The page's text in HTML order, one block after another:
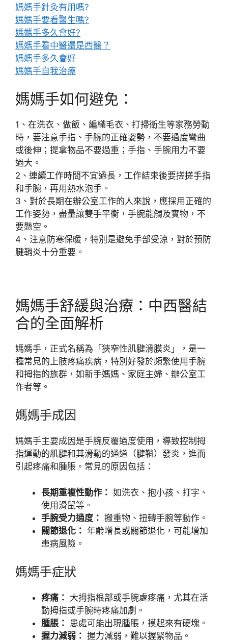
媽媽手針灸有用嗎?
媽媽手要看醫生嗎?
媽媽手多久會好?
媽媽手看中醫還是西醫？
媽媽手多久會好
媽媽手自我治療
媽媽手如何避免：
1、在洗衣、做飯、編織毛衣、打掃衛生等家務勞動
時，要注意手指、手腕的正確姿勢，不要過度彎曲
或後伸；提拿物品不要過重；手指、手腕用力不要
過大。
2、連續工作時間不宜過長，工作結束後要搓搓手指
和手腕，再用熱水泡手。
3、對於長期在辦公室工作的人來說，應採用正確的
工作姿勢，盡量讓雙手平衡，手腕能觸及實物，不
要懸空。
4、注意防寒保暖，特別是避免手部受涼，對於預防
腱鞘炎十分重要。
媽媽手舒緩與治療：中西醫結
合的全面解析
媽媽手，正式名稱為「狹窄性肌腱滑膜炎」，是一
種常見的上肢疼痛疾病，特別好發於頻繁使用手腕
和拇指的族群，如新手媽媽、家庭主婦、辦公室工
作者等。
媽媽手成因
媽媽手主要成因是手腕反覆過度使用，導致控制拇
指運動的肌腱和其滑動的通道（腱鞘）發炎，進而
引起疼痛和腫脹。常見的原因包括：
長期重複性動作： 如洗衣、抱小孩、打字、
使用滑鼠等。
手腕受力過度： 搬重物、扭轉手腕等動作。
關節退化： 年齡增長或關節退化，可能增加
患病風險。
媽媽手症狀
疼痛： 大拇指根部或手腕處疼痛，尤其在活
動拇指或手腕時疼痛加劇。
腫脹： 患處可能出現腫脹，摸起來有硬塊。
握力減弱： 握力減弱，難以握緊物品。